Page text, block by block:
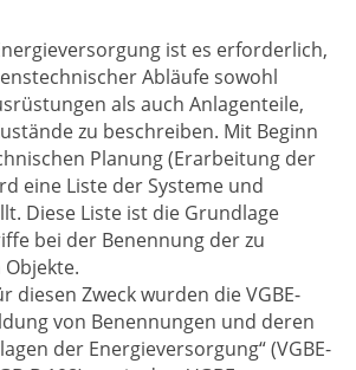
ist es erforderlich,
Abläufe sowohl
als auch Anlagenteile,
zu beschreiben. Mit Beginn
Planung (Erarbeitung der
eine Liste der Systeme und
Diese Liste ist die Grundlage
bei der Benennung der zu
diesen Zweck wurden die VGBE-
von Benennungen und deren
der Energieversorgung“ (VGBE-